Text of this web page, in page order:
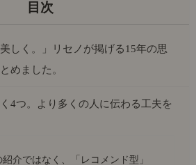
しく。」リセノが掲げる15年の思
めました。
4つ。より多くの人に伝わる工夫を
介ではなく、「レコメンド型」